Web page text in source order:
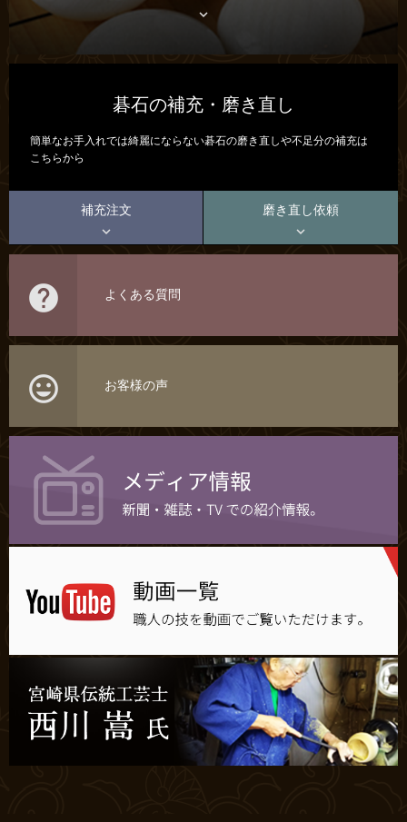

碁石の補充・磨き直し
簡単なお手入れでは綺麗にならない碁石の磨き直しや不足分の補充は
こちらから
補充注文

磨き直し依頼

 よくある質問
 お客様の声